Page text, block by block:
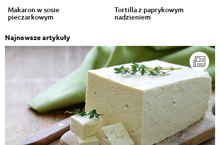
Makaron w sosie
pieczarkowym
Tortilla z paprykowym
nadzieniem
Najnowsze artykuły